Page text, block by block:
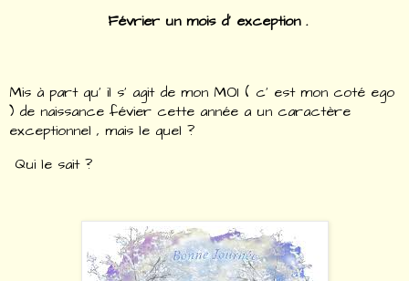
Février un mois d' exception .
Mis à part qu' il s' agit de mon MOI ( c' est mon coté ego
) de naissance févier cette année a un caractère
exceptionnel , mais le quel ?
Qui le sait ?